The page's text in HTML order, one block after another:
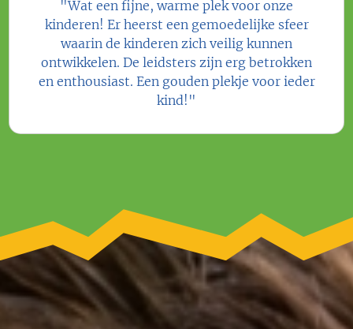
"Wat een fijne, warme plek voor onze
kinderen! Er heerst een gemoedelijke sfeer
waarin de kinderen zich veilig kunnen
ontwikkelen. De leidsters zijn erg betrokken
en enthousiast. Een gouden plekje voor ieder
kind!"